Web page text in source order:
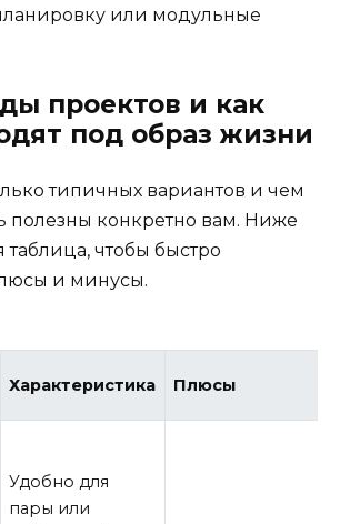
или модульные
проектов и как
под образ жизни
типичных вариантов и чем
полезны конкретно вам. Ниже
чтобы быстро
и минусы.
Характеристика Плюсы
Удобно для
пары или